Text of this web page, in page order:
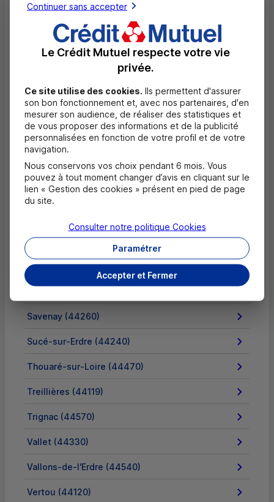
Loireauxence (44370)
Missillac (44780)
Montoir-de-Bretagne (44550)
Nantes (44000)
Nort-sur-Erdre (44390)
Nozay (44170)
Orvault (44700)
Pontchâteau (44160)
Pornichet (44380)
Rezé (44400)
Savenay (44260)
Sucé-sur-Erdre (44240)
Thouaré-sur-Loire (44470)
Treillières (44119)
Trignac (44570)
Vallet (44330)
Vallons-de-l'Erdre (44540)
Vertou (44120)
Continuer sans accepter
Le Crédit Mutuel respecte votre vie
privée.
Ce site utilise des cookies. Ils permettent d'assurer
son bon fonctionnement et, avec nos partenaires, d'en
mesurer son audience, de réaliser des statistiques et
de vous proposer des informations et de la publicité
personnalisées en fonction de votre profil et de votre
navigation.
Nous conservons vos choix pendant 6 mois. Vous
pouvez à tout moment changer d’avis en cliquant sur le
lien « Gestion des cookies » présent en pied de page
du site.
Accepter et Fermer
Paramétrer
Consulter notre politique Cookies